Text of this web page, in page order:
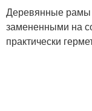
Деревянные рамы
замененными на
практически